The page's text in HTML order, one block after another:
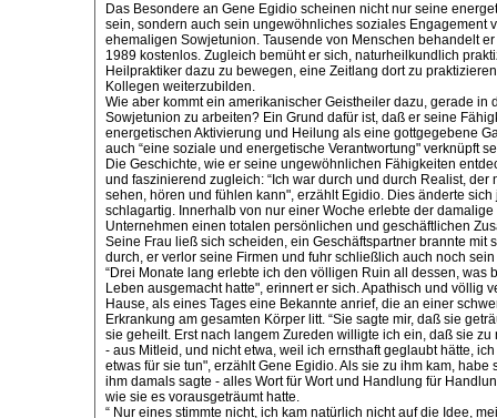
Das Besondere an Gene Egidio scheinen nicht nur seine
sein, sondern auch sein ungewöhnliches soziales Engagement
ehemaligen Sowjetunion. Tausende von Menschen behandelt
1989 kostenlos. Zugleich bemüht er sich, naturheilkundlich
Heilpraktiker dazu zu bewegen, eine Zeitlang dort zu
Kollegen weiterzubilden.
Wie aber kommt ein amerikanischer Geistheiler dazu, gerade in
Sowjetunion zu arbeiten? Ein Grund dafür ist, daß er seine
energetischen Aktivierung und Heilung als eine gottgegebene
auch “eine soziale und energetische Verantwortung" verknüpft
Die Geschichte, wie er seine ungewöhnlichen Fähigkeiten
und faszinierend zugleich: “Ich war durch und durch Realist, der
sehen, hören und fühlen kann", erzählt Egidio. Dies änderte
schlagartig. Innerhalb von nur einer Woche erlebte der
Unternehmen einen totalen persönlichen und geschäftlichen
Seine Frau ließ sich scheiden, ein Geschäftspartner brannte mit
durch, er verlor seine Firmen und fuhr schließlich auch noch sein
“Drei Monate lang erlebte ich den völligen Ruin all dessen, was
Leben ausgemacht hatte", erinnert er sich. Apathisch und völlig
Hause, als eines Tages eine Bekannte anrief, die an einer
Erkrankung am gesamten Körper litt. “Sie sagte mir, daß sie
sie geheilt. Erst nach langem Zureden willigte ich ein, daß sie zu
- aus Mitleid, und nicht etwa, weil ich ernsthaft geglaubt hätte,
etwas für sie tun", erzählt Gene Egidio. Als sie zu ihm kam, habe
ihm damals sagte - alles Wort für Wort und Handlung für
wie sie es vorausgeträumt hatte.
“ Nur eines stimmte nicht, ich kam natürlich nicht auf die Idee,